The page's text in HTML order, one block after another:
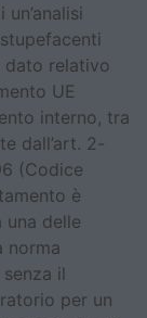
dato relativo
UE
interno, tra
dall’art. 2-
(Codice
è
delle
norma
il
per un